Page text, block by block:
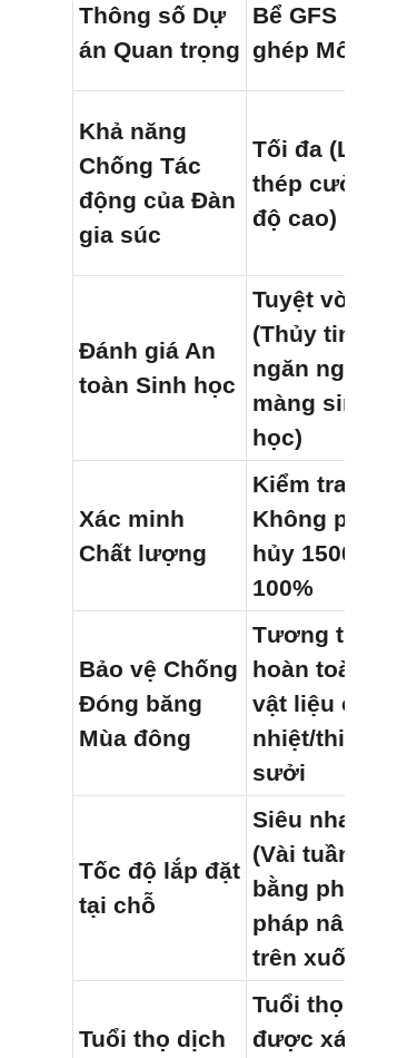
Thông số Dự
án Quan trọng
Bể GFS Lắp
ghép Mô-đun
Khả năng
Chống Tác
động của Đàn
gia súc
Tối đa (Lõi
thép cường
độ cao)
Đánh giá An
toàn Sinh học
Tuyệt vời
(Thủy tinh trơ
ngăn ngừa
màng sinh
học)
Xác minh
Chất lượng
Kiểm tra
Không phá
hủy 1500V
100%
Bảo vệ Chống
Đóng băng
Mùa đông
Tương thích
hoàn toàn với
vật liệu cách
nhiệt/thiết bị
sưởi
Tốc độ lắp đặt
tại chỗ
Siêu nhanh
(Vài tuần
bằng phương
pháp nâng từ
trên xuống)
Tuổi thọ dịch
Tuổi thọ đã
được xác